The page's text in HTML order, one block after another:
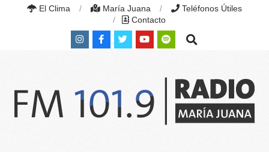
El Clima María Juana
Teléfonos Útiles
Contacto
Search